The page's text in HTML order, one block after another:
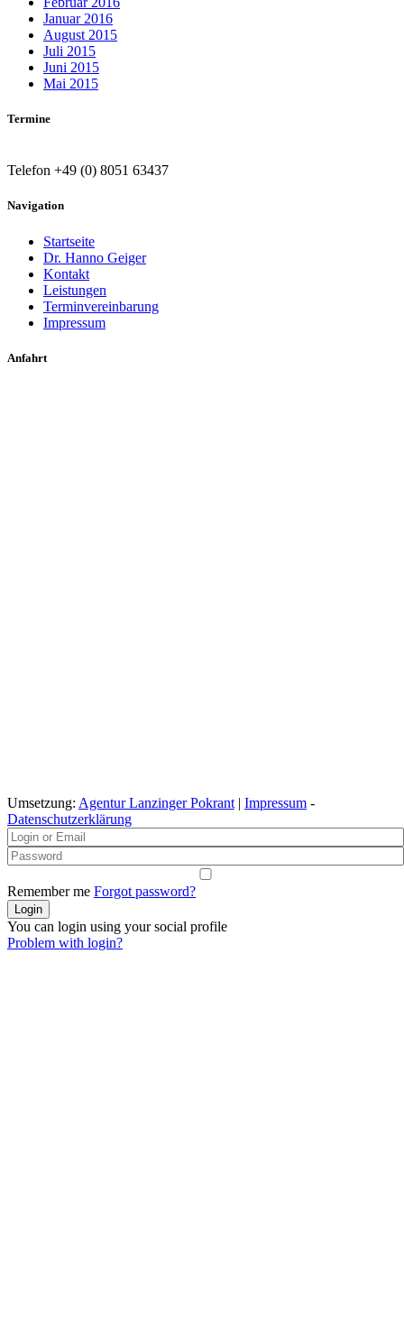
Januar 2016
August 2015
Juli 2015
Juni 2015
Mai 2015
Termine
Telefon +49 (0) 8051 63437
Navigation
Startseite
Dr. Hanno Geiger
Kontakt
Leistungen
Terminvereinbarung
Impressum
Anfahrt
Umsetzung: Agentur Lanzinger Pokrant | Impressum -
Datenschutzerklärung
Remember me Forgot password?
You can login using your social profile
Problem with login?